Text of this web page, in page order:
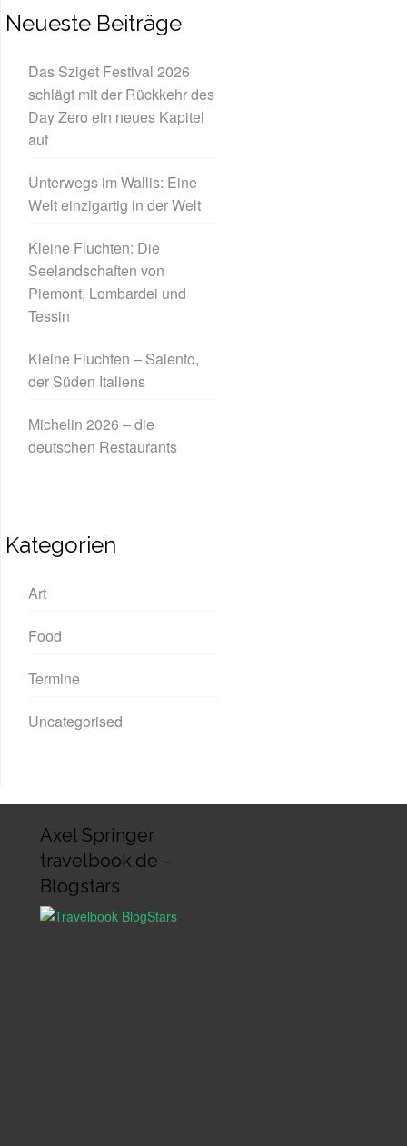
Neueste Beiträge
Das Sziget Festival 2026
schlägt mit der Rückkehr des
Day Zero ein neues Kapitel
auf
Unterwegs im Wallis: Eine
Welt einzigartig in der Welt
Kleine Fluchten: Die
Seelandschaften von
Piemont, Lombardei und
Tessin
Kleine Fluchten – Salento,
der Süden Italiens
Michelin 2026 – die
deutschen Restaurants
Kategorien
Art
Food
Termine
Uncategorised
Axel Springer
travelbook.de –
Blogstars